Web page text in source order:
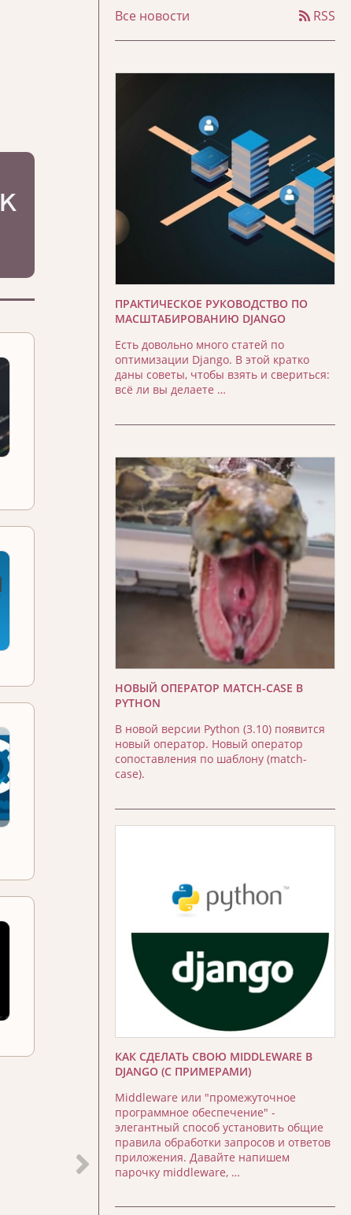
Все новости RSS
ПРАКТИЧЕСКОЕ РУКОВОДСТВО ПО
МАСШТАБИРОВАНИЮ DJANGO
Есть довольно много статей по
оптимизации Django. В этой кратко
даны советы, чтобы взять и свериться:
всё ли вы делаете …
НОВЫЙ ОПЕРАТОР MATCH-CASE В
PYTHON
В новой версии Python (3.10) появится
новый оператор. Новый оператор
сопоставления по шаблону (match-
case).
КАК СДЕЛАТЬ СВОЮ MIDDLEWARE В
DJANGO (С ПРИМЕРАМИ)
Middleware или "промежуточное
программное обеспечение" -
элегантный способ установить общие
правила обработки запросов и ответов
приложения. Давайте напишем
парочку middleware, …